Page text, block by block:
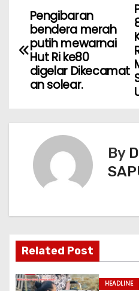
Pengibaran
bendera merah
putih mewarnai
Hut Ri ke80
digelar Dikecamat
an solear.
By
Related Post
HEADLINE